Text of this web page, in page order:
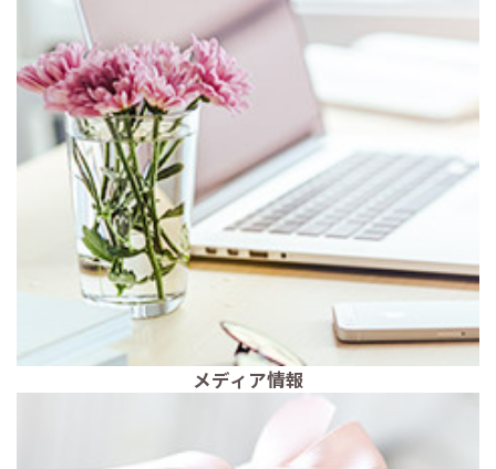
メディア情報